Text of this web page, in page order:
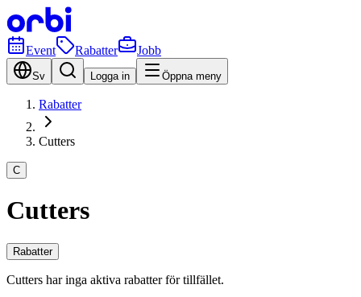
Event Rabatter Jobb
Sv Logga in Öppna meny
Rabatter
Cutters
C
Cutters
Rabatter
Cutters har inga aktiva rabatter för tillfället.